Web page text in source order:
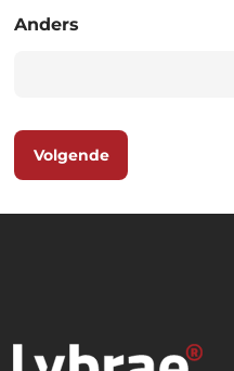
Anders
Volgende